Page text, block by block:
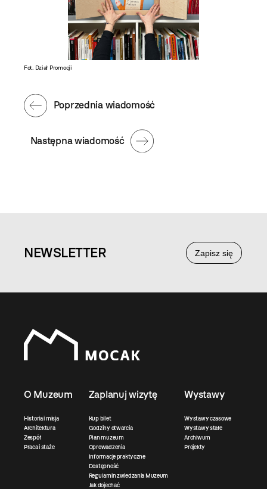
Fot. Dział Promocji
Następna wiadomość
Poprzednia wiadomość
Zapisz się
NEWSLETTER
O Muzeum
Historia i misja
Architektura
Zespół
Praca i staże
Zaplanuj wizytę
Kup bilet
Godziny otwarcia
Plan muzeum
Oprowadzenia
Informacje praktyczne
Dostępność
Regulamin zwiedzania Muzeum
Jak dojechać
Wystawy
Wystawy czasowe
Wystawy stałe
Archiwum
Projekty